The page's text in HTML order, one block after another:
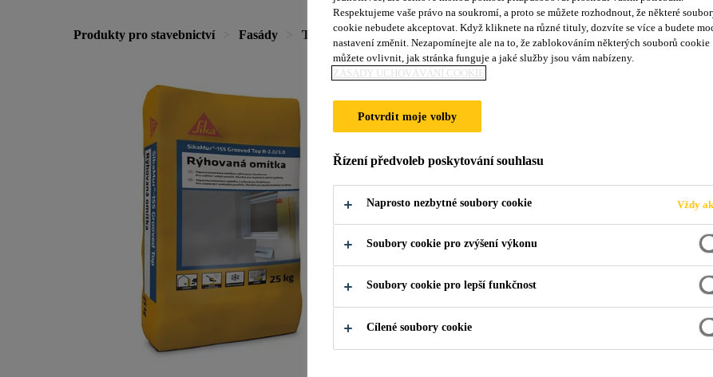
Produkty pro stavebnictví Fasády Tradiční fasádní omítky Minerální šlechtěné omítky SikaMur®-155
SikaMur®-155
Minerální omítka s rýhovanou strukturou
®
-155 Grooved Top je dekorativní
certifikovaných systémů Sika ThermoCoat
Mineral
jako vnější tepelně izolační kompozitní systém ETICS. Vhodná též jako finální úprava na
jádrové omítky ze sortimentu Sika CZ.
Čtěte více
Rýhovaná stuktura
Respektujeme vaše právo na soukromí, a proto se můžete rozhodnout, že některé
cookie nebudete akceptovat. Když kliknete na různé tituly, dozvíte se více a budete
nastavení změnit. Nezapomínejte ale na to, že zablokováním některých souborů cookie
můžete ovlivnit, jak stránka funguje a jaké služby jsou vám nabízeny.
ZÁSADY UCHOVÁVÁNÍ COOKIE
Potvrdit moje volby
Řízení předvoleb poskytování souhlasu
Naprosto nezbytné soubory cookie Vždy
Soubory cookie pro zvýšení výkonu
Soubory cookie pro lepší funkčnost
Cílené soubory cookie